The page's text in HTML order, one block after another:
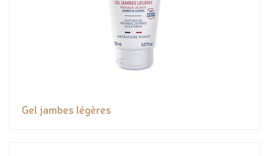
Gel jambes légères